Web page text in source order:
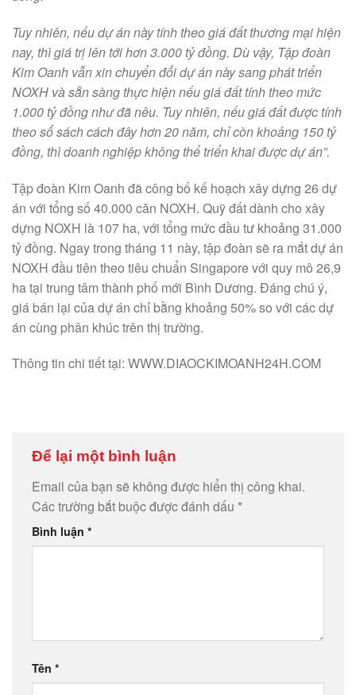
Tuy nhiên, nếu dự án này tính theo giá đất thương mại hiện
nay, thì giá trị lên tới hơn 3.000 tỷ đồng. Dù vậy, Tập đoàn
Kim Oanh vẫn xin chuyển đổi dự án này sang phát triển
NOXH và sẵn sàng thực hiện nếu giá đất tính theo mức
1.000 tỷ đồng như đã nêu. Tuy nhiên, nếu giá đất được tính
theo sổ sách cách đây hơn 20 năm, chỉ còn khoảng 150 tỷ
đồng, thì doanh nghiệp không thể triển khai được dự án”.
Tập đoàn Kim Oanh đã công bố kế hoạch xây dựng 26 dự
án với tổng số 40.000 căn NOXH. Quỹ đất dành cho xây
dựng NOXH là 107 ha, với tổng mức đầu tư khoảng 31.000
tỷ đồng. Ngay trong tháng 11 này, tập đoàn sẽ ra mắt dự án
NOXH đầu tiên theo tiêu chuẩn Singapore với quy mô 26,9
ha tại trung tâm thành phố mới Bình Dương. Đáng chú ý,
giá bán lại của dự án chỉ bằng khoảng 50% so với các dự
án cùng phân khúc trên thị trường.
Thông tin chi tiết tại: WWW.DIAOCKIMOANH24H.COM
Để lại một bình luận
Email của bạn sẽ không được hiển thị công khai.
Các trường bắt buộc được đánh dấu *
Bình luận *
Tên *